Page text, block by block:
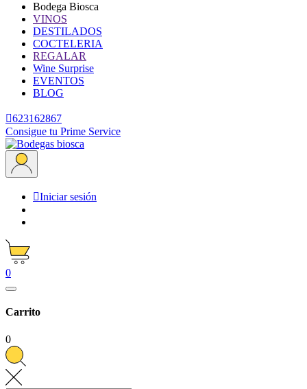
Bodega Biosca
VINOS
DESTILADOS
COCTELERIA
REGALAR
Wine Surprise
EVENTOS
BLOG
623162867
Consigue tu Prime Service
Iniciar sesión
0
Carrito
0